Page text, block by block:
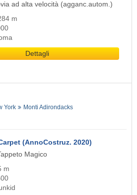
ad alta velocità (agganc.autom.)
m
Dettagli
York Monti Adirondacks
(AnnoCostruz. 2020)
Magico
m